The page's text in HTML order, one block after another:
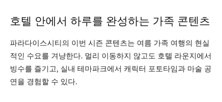
호텔 안에서 하루를 완성하는 가족 콘텐츠
파라다이스시티의 이번 시즌 콘텐츠는 여름 가족 여행의 현실
적인 수요를 겨냥한다. 멀리 이동하지 않고도 호텔 라운지에서
빙수를 즐기고, 실내 테마파크에서 캐릭터 포토타임과 마술 공
연을 경험할 수 있다.